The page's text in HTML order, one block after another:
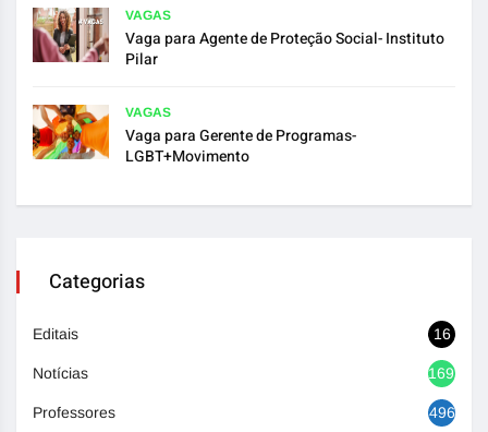
VAGAS
Vaga para Agente de Proteção Social- Instituto
Pilar
VAGAS
Vaga para Gerente de Programas-
LGBT+Movimento
Categorias
Editais 16
Notícias 1692
Professores 496